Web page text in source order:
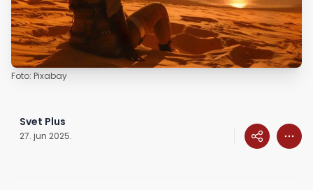
Foto: Pixabay
Svet Plus
27. jun 2025.